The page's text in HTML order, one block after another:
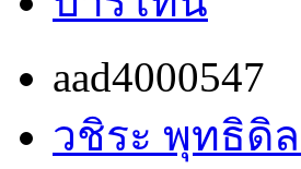
aad4000547
วชิระ พุทธิดิ